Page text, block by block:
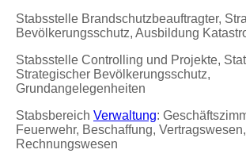
Stabsstelle Brandschutzbeauftragter,
Bevölkerungsschutz, Ausbildung
Stabsstelle Controlling und Projekte,
Strategischer Bevölkerungsschutz,
Grundangelegenheiten
Stabsbereich Verwaltung:
Feuerwehr, Beschaffung,
Rechnungswesen